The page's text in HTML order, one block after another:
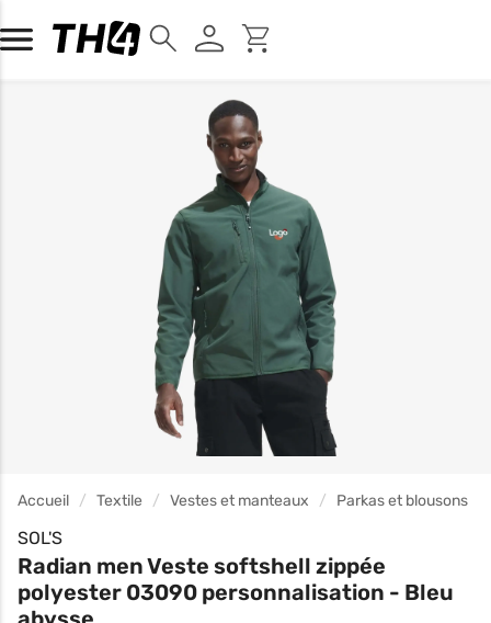
Accueil Textile Vestes et manteaux Parkas et blousons
SOL'S
Radian men Veste softshell zippée
polyester 03090 personnalisation - Bleu